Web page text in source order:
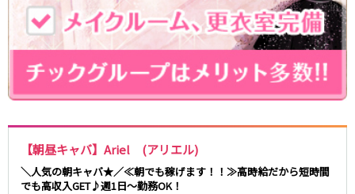
【朝昼キャバ】Ariel (アリエル)
＼人気の朝キャバ★／≪朝でも稼げます！！≫高時給だから短時間
でも高収入GET♪週1日～勤務OK！
恵比寿駅
渋谷駅
川越駅
十条駅
北赤羽駅
板橋駅
西武多摩湖線
小田急小田原線
新宿駅
町田駅